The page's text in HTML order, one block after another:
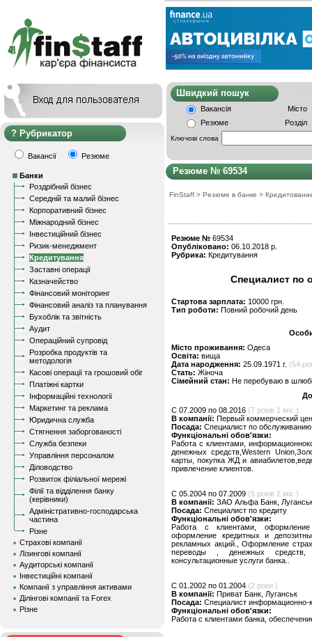
Рубрикатор
Вакансії Резюме
Банки
Роздрібний бізнес
Середній та малий бізнес
Корпоративний бізнес
Міжнародний бізнес
Інвестиційний бізнес
Ризик-менеджмент
Кредитування
Заставні операції
Казначейство
Фінансовий моніторинг
Фінансовий аналіз та планування
Бухоблік та звітність
Аудит
Операційний супровід
Розробка продуктів та
методологія
Касові операції та грошовий обіг
Платіжні картки
Інформаційні технології
Маркетинг та реклама
Юридична служба
Стягнення заборгованості
Служба безпеки
Управління персоналом
Діловодство
Розвиток філіальної мережі
Філії та відділення банку
(керівники)
Адміністративно-господарська
частина
Різне
Страхові компанії
Лізингові компанії
Аудиторські компанії
Інвестиційні компанії
Компанії з управління активами
Ділінгові компанії та Forex
Різне
Швидкий
Вакансія
Місто
Резюме
Розділ
Ключові слова
Резюме № 69534
FinStaff > Резюме в банке >
Резюме № 69534
Опубліковано: 06.10.2018 р.
Рубрика: Кредитування
Специалист по
Стартова зарплата: 10000 грн.
Тип роботи: Повний робочий день
Місто проживання: Одеса
Освіта: вища
Дата народження: 25.09.1971 г. (54
Стать: Жіноча
Сімейний стан: Не перебуваю в
C 07.2009 по 08.2016 (7 років 1 міс.)
В компанії: Первый коммерческий
Посада: Специалист по обслуживанию
Функціональні обов'язки:
Работа с клиентами,
денежных средств,Western
карты, покупка ЖД и
привлечение клиентов.
C 05.2004 по 07.2009 (5 років 2 міс.)
В компанії: ЗАО Альфа Банк,
Посада: Специалист по кредиту
Функціональні обов'язки:
Работа с клиентами, оформление
оформление кредитных и
рекламных акций., Оформление
переводы , денежных
консультационные услуги банка..
C 01.2002 по 01.2004 (2 роки )
В компанії: Приват Банк, Луганськ
Посада: Специалист информационно-
Функціональні обов'язки:
Работа с клиентами банка,